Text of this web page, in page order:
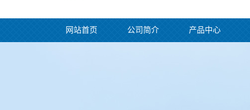
网站首页 公司简介 产品中心